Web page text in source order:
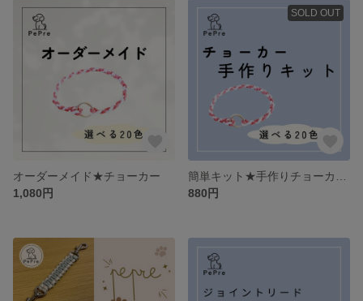
オーダーメイド★チョーカー
1,080円
SOLD OUT
880円